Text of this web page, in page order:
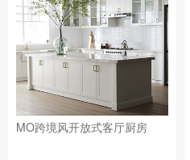
MO跨境风开放式客厅厨房